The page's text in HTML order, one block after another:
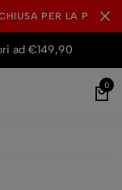
PER LA
ad €149,90
0